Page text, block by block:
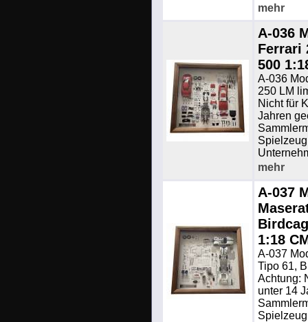
mehr
A-036
Ferrari
500
A-036
250 LM
Nicht für
Jahren
mehr
A-037
1:18
A-037
Tipo 61,
Achtung:
unter 14